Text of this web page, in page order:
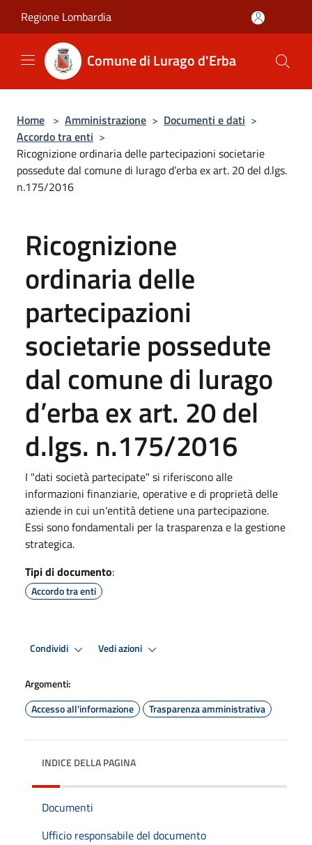
Regione Lombardia
Comune di Lurago d'Erba
Home > Amministrazione > Documenti e dati >
Accordo tra enti >
Ricognizione ordinaria delle partecipazioni societarie
possedute dal comune di lurago d’erba ex art. 20 del d.lgs.
n.175/2016
Ricognizione
ordinaria delle
partecipazioni
societarie possedute
dal comune di lurago
d’erba ex art. 20 del
d.lgs. n.175/2016
I "dati società partecipate" si riferiscono alle
informazioni finanziarie, operative e di proprietà delle
aziende in cui un'entità detiene una partecipazione.
Essi sono fondamentali per la trasparenza e la gestione
strategica.
Tipi di documento:
Accordo tra enti
Condividi Vedi azioni
Argomenti:
Accesso all'informazione
Trasparenza amministrativa
INDICE DELLA PAGINA
Documenti
Ufficio responsabile del documento